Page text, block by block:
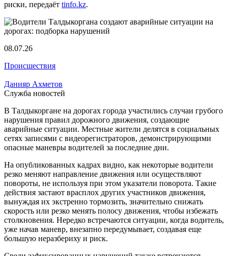
риски, передаёт tinfo.kz.
08.07.26
Происшествия
Данияр Ахметов
Служба новостей
В Талдыкоргане на дорогах города участились случаи грубого
нарушения правил дорожного движения, создающие
аварийные ситуации. Местные жители делятся в социальных
сетях записями с видеорегистраторов, демонстрирующими
опасные маневры водителей за последние дни.
На опубликованных кадрах видно, как некоторые водители
резко меняют направление движения или осуществляют
повороты, не используя при этом указатели поворота. Такие
действия застают врасплох других участников движения,
вынуждая их экстренно тормозить, значительно снижать
скорость или резко менять полосу движения, чтобы избежать
столкновения. Нередко встречаются ситуации, когда водитель,
уже начав маневр, внезапно передумывает, создавая еще
большую неразбериху и риск.